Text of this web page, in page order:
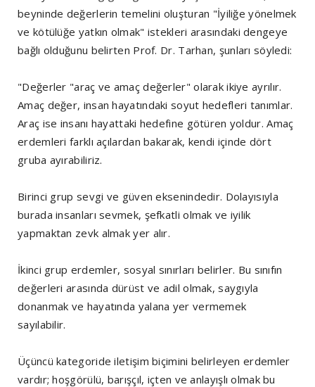
beyninde değerlerin temelini oluşturan "İyiliğe yönelmek
ve kötülüğe yatkın olmak" istekleri arasındaki dengeye
bağlı olduğunu belirten Prof. Dr. Tarhan, şunları söyledi:
"Değerler "araç ve amaç değerler" olarak ikiye ayrılır.
Amaç değer, insan hayatındaki soyut hedefleri tanımlar.
Araç ise insanı hayattaki hedefine götüren yoldur. Amaç
erdemleri farklı açılardan bakarak, kendi içinde dört
gruba ayırabiliriz.
Birinci grup sevgi ve güven eksenindedir. Dolayısıyla
burada insanları sevmek, şefkatli olmak ve iyilik
yapmaktan zevk almak yer alır.
İkinci grup erdemler, sosyal sınırları belirler. Bu sınıfın
değerleri arasında dürüst ve adil olmak, saygıyla
donanmak ve hayatında yalana yer vermemek
sayılabilir.
Üçüncü kategoride iletişim biçimini belirleyen erdemler
vardır; hoşgörülü, barışçıl, içten ve anlayışlı olmak bu